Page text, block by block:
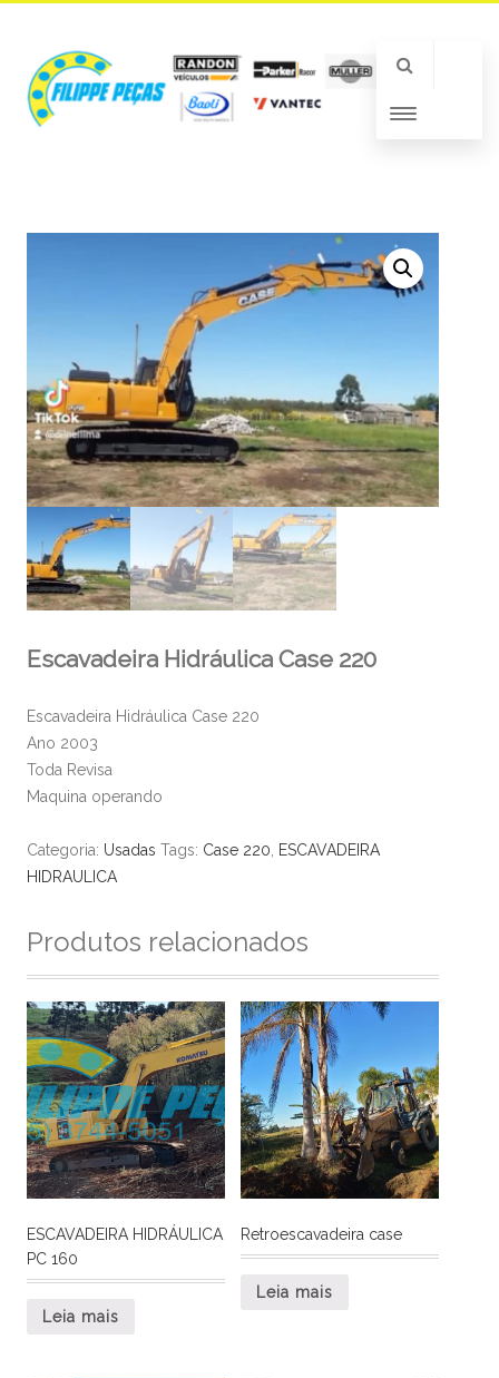
Escavadeira Hidráulica Case 220
Escavadeira Hidráulica Case 220
Ano 2003
Toda Revisa
Maquina operando
Categoria: Usadas Tags: Case 220
ESCAVADEIRA
HIDRAULICA
Produtos relacionados
ESCAVADEIRA HIDRÁULICA
PC 160
Leia mais
Retroescavadeira case
Leia mais